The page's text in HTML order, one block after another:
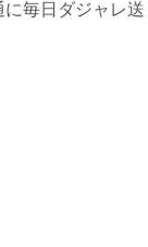
毎日ダジャレ